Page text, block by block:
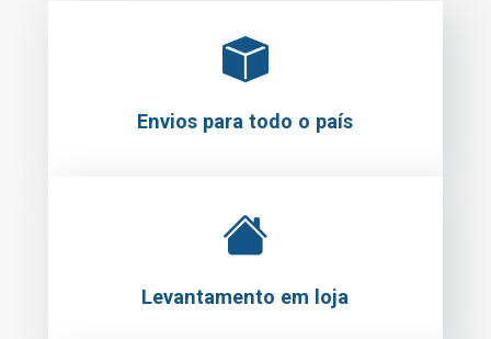
Envios para todo o país
Levantamento em loja